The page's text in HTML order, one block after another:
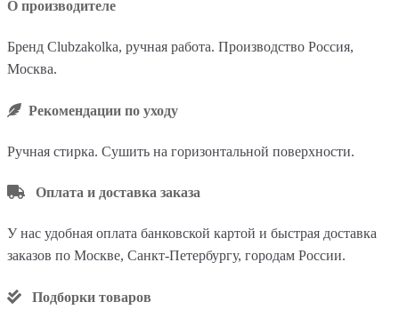
О производителе
Бренд Clubzakolka, ручная работа. Производство Россия,
Москва.
Рекомендации по уходу
Ручная стирка. Сушить на горизонтальной поверхности.
Оплата и доставка заказа
У нас удобная оплата банковской картой и быстрая доставка
заказов по Москве, Санкт-Петербургу, городам России.
Подборки товаров